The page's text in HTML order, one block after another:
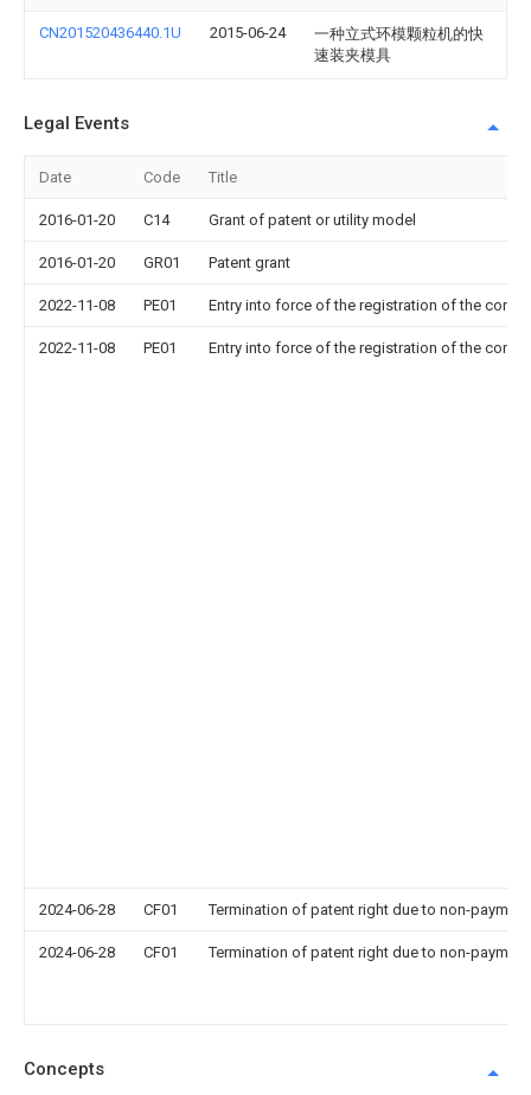
CN201520436440.1U 2015-06-24
一种立式环模颗粒机的快
速装夹模具
Legal Events
Date Code Title
2016-01-20 C14 Grant of patent or utility model
2016-01-20 GR01 Patent grant
2022-11-08 PE01 Entry into force of the registration of the
2022-11-08 PE01 Entry into force of the registration of the
2024-06-28 CF01 Termination of patent right due to non-
2024-06-28 CF01 Termination of patent right due to non-
Concepts